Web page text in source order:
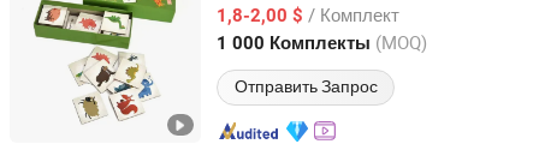
семейные карточные игры, детские
карточные игры, игры на память для
взрослых
1,8-2,00 $ / Комплект
1 000 Комплекты (MOQ)
Отправить Запрос
Anhui, China с 2024